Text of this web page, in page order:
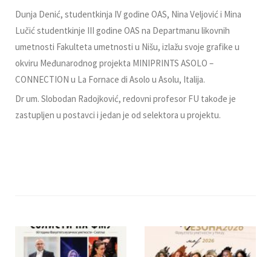
Dunja Denić, studentkinja IV godine OAS, Nina Veljović i Mina
Lučić studentkinje III godine OAS na Departmanu likovnih
umetnosti Fakulteta umetnosti u Nišu, izlažu svoje grafike u
okviru Međunarodnog projekta MINIPRINTS ASOLO –
CONNECTION u La Fornace di Asolo u Asolu, Italija.
Dr um. Slobodan Radojković, redovni profesor FU takođe je
zastupljen u postavci i jedan je od selektora u projektu.